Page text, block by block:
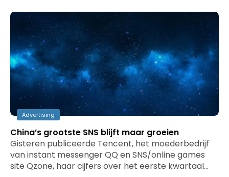
Advertising
China’s grootste SNS blijft maar groeien
Gisteren publiceerde Tencent, het moederbedrijf
van instant messenger QQ en SNS/online games
site Qzone, haar cijfers over het eerste kwartaal…